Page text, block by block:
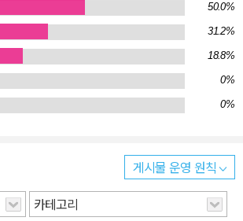
50.0%
31.2%
18.8%
0%
0%
게시물 운영 원칙
카테고리